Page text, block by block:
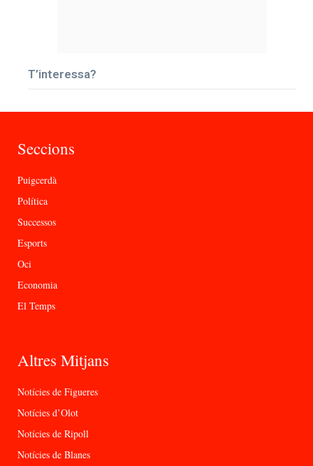
T’interessa?
Seccions
Puigcerdà
Política
Successos
Esports
Oci
Economia
El Temps
Altres Mitjans
Notícies de Figueres
Notícies d’Olot
Notícies de Ripoll
Notícies de Blanes